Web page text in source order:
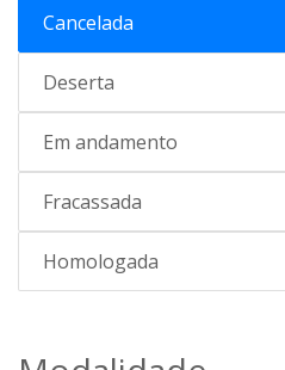
Cancelada
Deserta
Em andamento
Fracassada
Homologada